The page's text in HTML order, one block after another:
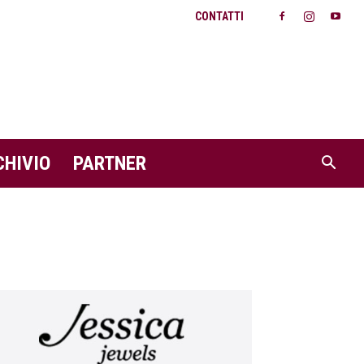
CONTATTI
PARTNER